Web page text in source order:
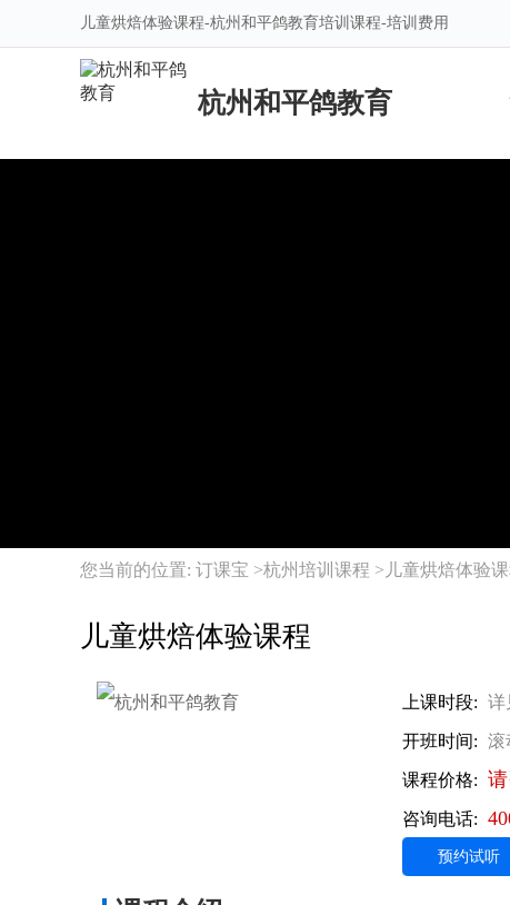
儿童烘焙体验课程-杭州和平鸽教育培训课程-培训费用
杭州和平鸽教育
您当前的位置: 订课宝 >杭州培训课程 > 儿童烘焙体验
儿童烘焙体验课程
上课时段: 详
开班时间: 滚
课程价格:
咨询电话:
预约试听